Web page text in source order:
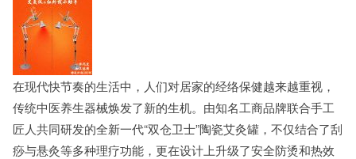
在现代快节奏的生活中，人们对居家的经络保健越来越重视，
传统中医养生器械焕发了新的生机。由知名工商品牌联合手工
匠人共同研发的全新一代“双仓卫士”陶瓷艾灸罐，不仅结合了刮
痧与悬灸等多种理疗功能，更在设计上升级了安全防烫和热效